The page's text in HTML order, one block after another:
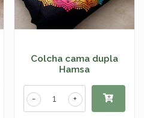
Colcha cama dupla
Hamsa
+
-